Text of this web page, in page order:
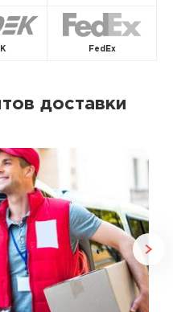
FedEx
доставки